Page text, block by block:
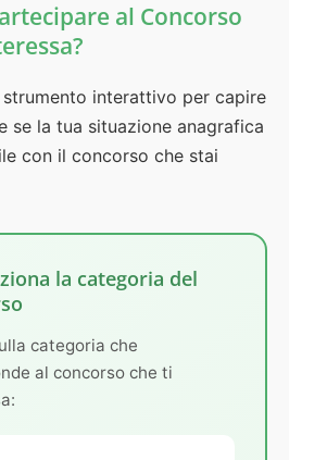
al Concorso
strumento interattivo per capire
se la tua situazione anagrafica
con il concorso che stai
la categoria del
categoria che
al concorso che ti